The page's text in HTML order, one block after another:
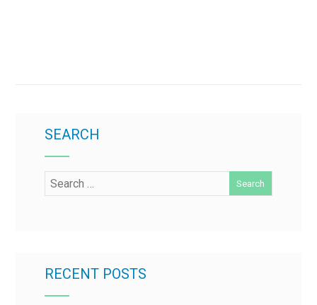
SEARCH
RECENT POSTS